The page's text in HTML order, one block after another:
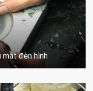
mất đèn hình